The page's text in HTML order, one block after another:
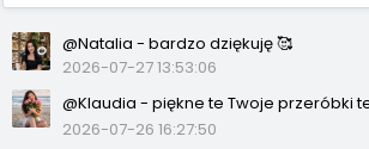
@Natalia - bardzo dziękuję 🥰
2026-07-27 13:53:06
@Klaudia - piękne te Twoje przeróbki
2026-07-26 16:27:50